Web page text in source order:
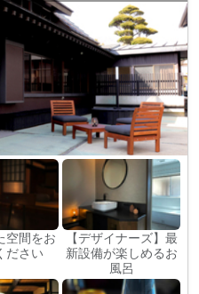
空間をお
ださい
【デザイナーズ】最
新設備が楽しめるお
風呂